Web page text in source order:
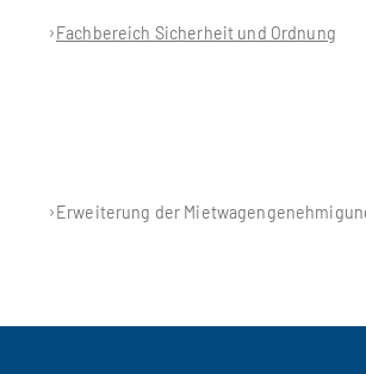
Fachbereich Sicherheit und Ordnung
Erweiterung der